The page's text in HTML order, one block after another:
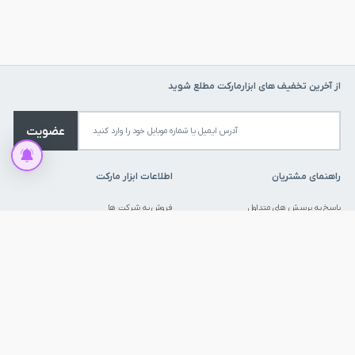
از آخرین تخفیف های ابزارمارکت مطلع شوید
عضویت
راهنمای مشتریان
پاسخ به پرسش های متداول
اطلاعات ابزار مارکت
فروش به شرکت ها